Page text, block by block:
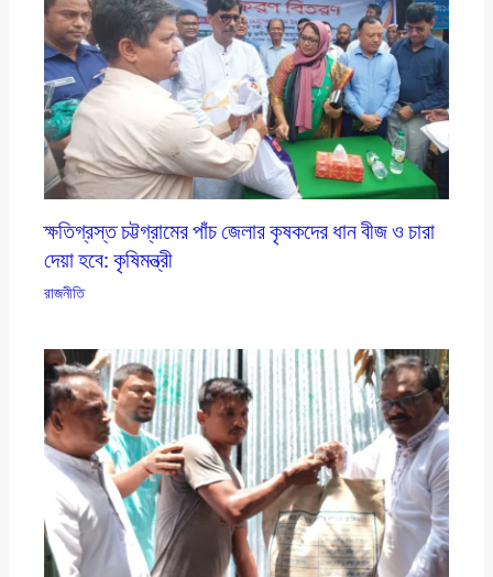
ক্ষতিগ্রস্ত চট্টগ্রামের পাঁচ জেলার কৃষকদের ধান বীজ ও চারা
দেয়া হবে: কৃষিমন্ত্রী
রাজনীতি